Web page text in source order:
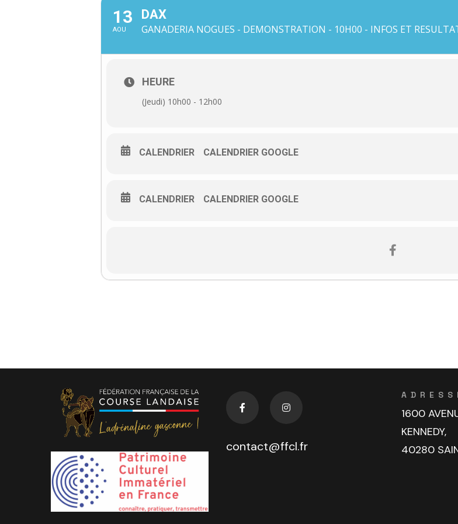
13
AOU
DAX
GANADERIA NOGUES - DEMONSTRATION - 10H00 - INFOS ET
HEURE
(Jeudi) 10h00 - 12h00
CALENDRIER CALENDRIER GOOGLE
CALENDRIER CALENDRIER GOOGLE
contact@ffcl.fr
1600
KENNEDY,
40280